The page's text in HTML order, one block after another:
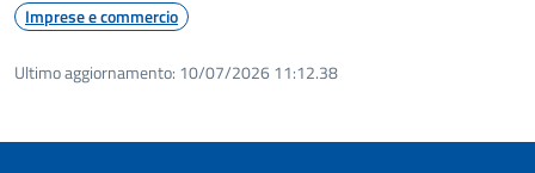
Imprese e commercio
Ultimo aggiornamento: 10/07/2026 11:12.38